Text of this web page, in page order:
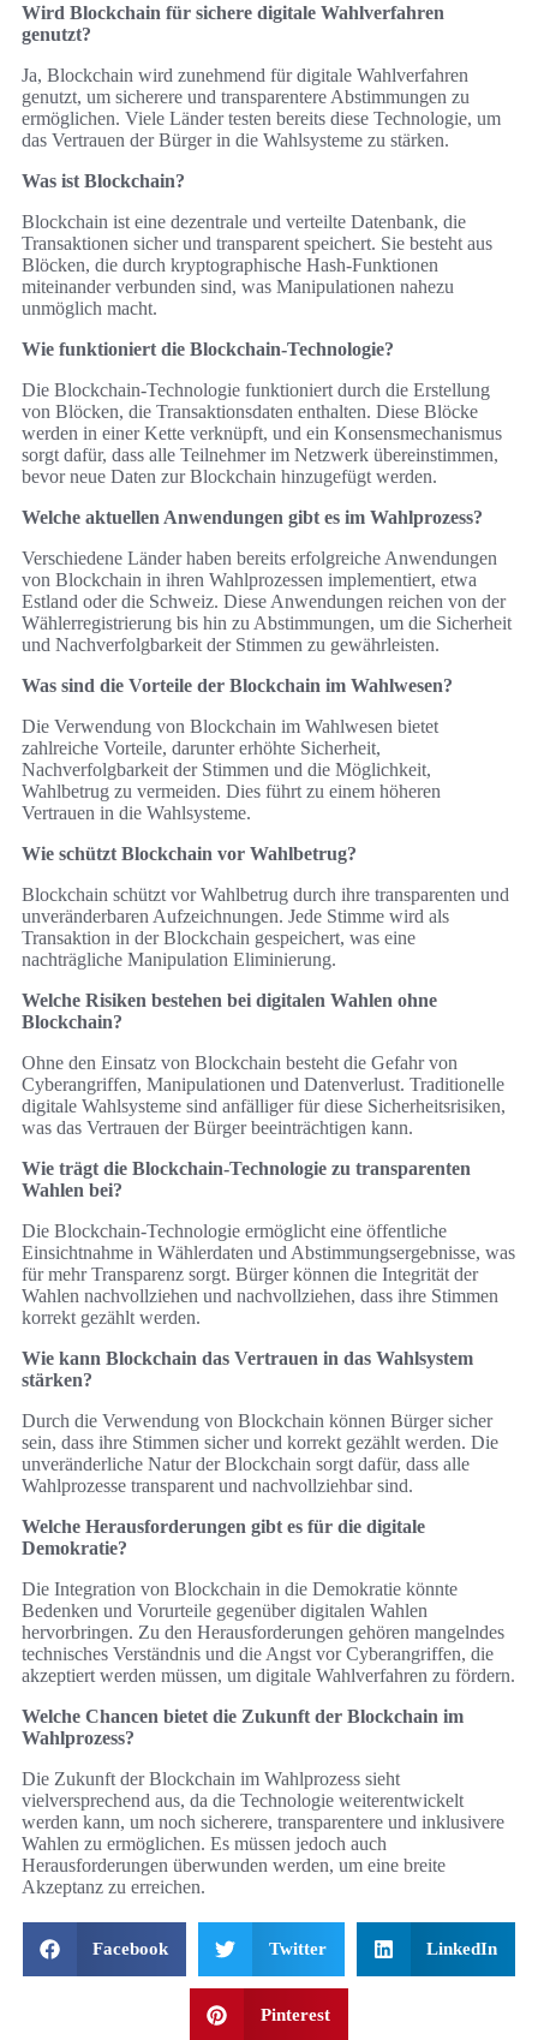
Wird Blockchain für sichere digitale Wahlverfahren
genutzt?
Ja, Blockchain wird zunehmend für digitale Wahlverfahren
genutzt, um sicherere und transparentere Abstimmungen zu
ermöglichen. Viele Länder testen bereits diese Technologie, um
das Vertrauen der Bürger in die Wahlsysteme zu stärken.
Was ist Blockchain?
Blockchain ist eine dezentrale und verteilte Datenbank, die
Transaktionen sicher und transparent speichert. Sie besteht aus
Blöcken, die durch kryptographische Hash-Funktionen
miteinander verbunden sind, was Manipulationen nahezu
unmöglich macht.
Wie funktioniert die Blockchain-Technologie?
Die Blockchain-Technologie funktioniert durch die Erstellung
von Blöcken, die Transaktionsdaten enthalten. Diese Blöcke
werden in einer Kette verknüpft, und ein Konsensmechanismus
sorgt dafür, dass alle Teilnehmer im Netzwerk übereinstimmen,
bevor neue Daten zur Blockchain hinzugefügt werden.
Welche aktuellen Anwendungen gibt es im Wahlprozess?
Verschiedene Länder haben bereits erfolgreiche Anwendungen
von Blockchain in ihren Wahlprozessen implementiert, etwa
Estland oder die Schweiz. Diese Anwendungen reichen von der
Wählerregistrierung bis hin zu Abstimmungen, um die Sicherheit
und Nachverfolgbarkeit der Stimmen zu gewährleisten.
Was sind die Vorteile der Blockchain im Wahlwesen?
Die Verwendung von Blockchain im Wahlwesen bietet
zahlreiche Vorteile, darunter erhöhte Sicherheit,
Nachverfolgbarkeit der Stimmen und die Möglichkeit,
Wahlbetrug zu vermeiden. Dies führt zu einem höheren
Vertrauen in die Wahlsysteme.
Wie schützt Blockchain vor Wahlbetrug?
Blockchain schützt vor Wahlbetrug durch ihre transparenten und
unveränderbaren Aufzeichnungen. Jede Stimme wird als
Transaktion in der Blockchain gespeichert, was eine
nachträgliche Manipulation Eliminierung.
Welche Risiken bestehen bei digitalen Wahlen ohne
Blockchain?
Ohne den Einsatz von Blockchain besteht die Gefahr von
Cyberangriffen, Manipulationen und Datenverlust. Traditionelle
digitale Wahlsysteme sind anfälliger für diese Sicherheitsrisiken,
was das Vertrauen der Bürger beeinträchtigen kann.
Wie trägt die Blockchain-Technologie zu transparenten
Wahlen bei?
Die Blockchain-Technologie ermöglicht eine öffentliche
Einsichtnahme in Wählerdaten und Abstimmungsergebnisse, was
für mehr Transparenz sorgt. Bürger können die Integrität der
Wahlen nachvollziehen und nachvollziehen, dass ihre Stimmen
korrekt gezählt werden.
Wie kann Blockchain das Vertrauen in das Wahlsystem
stärken?
Durch die Verwendung von Blockchain können Bürger sicher
sein, dass ihre Stimmen sicher und korrekt gezählt werden. Die
unveränderliche Natur der Blockchain sorgt dafür, dass alle
Wahlprozesse transparent und nachvollziehbar sind.
Welche Herausforderungen gibt es für die digitale
Demokratie?
Die Integration von Blockchain in die Demokratie könnte
Bedenken und Vorurteile gegenüber digitalen Wahlen
hervorbringen. Zu den Herausforderungen gehören mangelndes
technisches Verständnis und die Angst vor Cyberangriffen, die
akzeptiert werden müssen, um digitale Wahlverfahren zu fördern.
Welche Chancen bietet die Zukunft der Blockchain im
Wahlprozess?
Die Zukunft der Blockchain im Wahlprozess sieht
vielversprechend aus, da die Technologie weiterentwickelt
werden kann, um noch sicherere, transparentere und inklusivere
Wahlen zu ermöglichen. Es müssen jedoch auch
Herausforderungen überwunden werden, um eine breite
Akzeptanz zu erreichen.
Facebook Twitter LinkedIn
Pinterest